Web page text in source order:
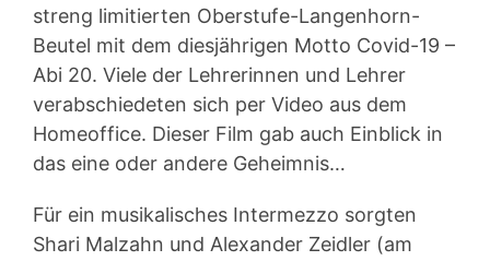
streng limitierten Oberstufe-Langenhorn-
Beutel mit dem diesjährigen Motto Covid-19 –
Abi 20. Viele der Lehrerinnen und Lehrer
verabschiedeten sich per Video aus dem
Homeoffice. Dieser Film gab auch Einblick in
das eine oder andere Geheimnis…
Für ein musikalisches Intermezzo sorgten
Shari Malzahn und Alexander Zeidler (am